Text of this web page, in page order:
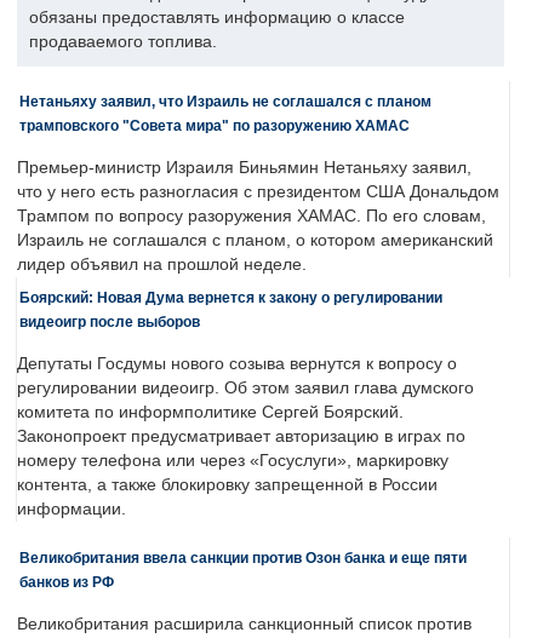
обязаны предоставлять информацию о классе
продаваемого топлива.
Нетаньяху заявил, что Израиль не соглашался с планом
трамповского "Совета мира" по разоружению ХАМАС
Премьер-министр Израиля Биньямин Нетаньяху заявил,
что у него есть разногласия с президентом США Дональдом
Трампом по вопросу разоружения ХАМАС. По его словам,
Израиль не соглашался с планом, о котором американский
лидер объявил на прошлой неделе.
Боярский: Новая Дума вернется к закону о регулировании
видеоигр после выборов
Депутаты Госдумы нового созыва вернутся к вопросу о
регулировании видеоигр. Об этом заявил глава думского
комитета по информполитике Сергей Боярский.
Законопроект предусматривает авторизацию в играх по
номеру телефона или через «Госуслуги», маркировку
контента, а также блокировку запрещенной в России
информации.
Великобритания ввела санкции против Озон банка и еще пяти
банков из РФ
Великобритания расширила санкционный список против